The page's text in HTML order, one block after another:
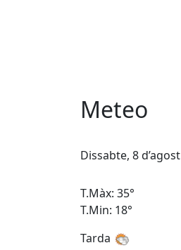
Meteo
Dissabte, 8 d’agost
T.Màx: 35°
T.Min: 18°
Tarda